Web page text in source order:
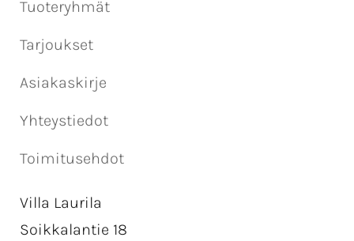
Tuoteryhmät
Tarjoukset
Asiakaskirje
Yhteystiedot
Toimitusehdot
Villa Laurila
Soikkalantie 18